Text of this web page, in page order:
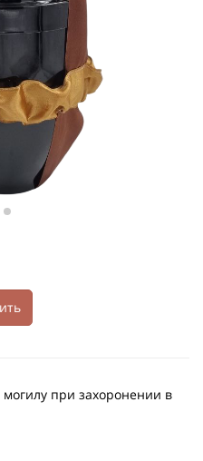
при захоронении в